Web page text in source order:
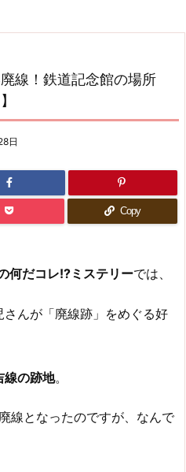
線！鉄道記念館の場所
日
Copy
何だコレ!?ミステリーでは、
んが「廃線跡」をめぐる好
線の跡地。
線となったのですが、なんで